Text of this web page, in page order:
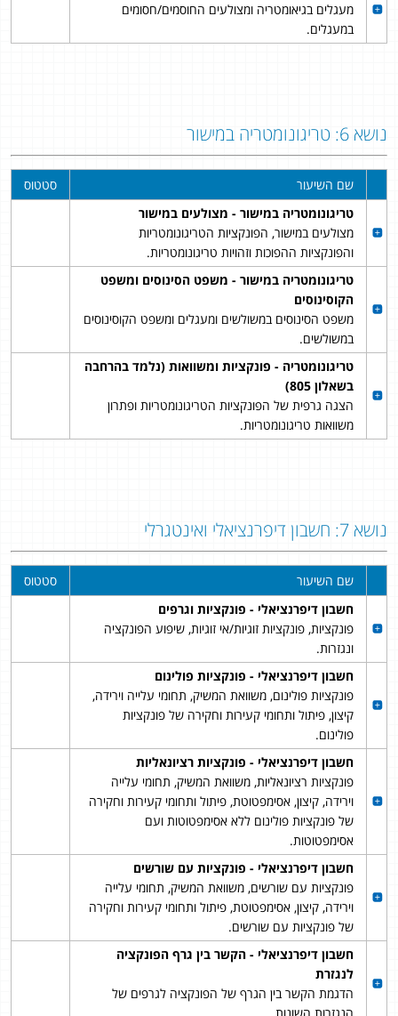
מעגלים בגיאומטריה ומצולעים החוסמים/חסומים
במעגלים.
נושא 6: טריגונומטריה במישור
שם השיעור
סטטוס
טריגונומטריה במישור - מצולעים במישור
מצולעים במישור, הפונקציות הטריגונומטריות
והפונקציות ההפוכות וזהויות טריגונומטריות.
טריגונומטריה במישור - משפט הסינוסים ומשפט
הקוסינוסים
משפט הסינוסים במשולשים ומעגלים ומשפט הקוסינוסים
במשולשים.
טריגונומטריה - פונקציות ומשוואות (נלמד בהרחבה
בשאלון 805)
הצגה גרפית של הפונקציות הטריגונומטריות ופתרון
משוואות טריגונומטריות.
נושא 7: חשבון דיפרנציאלי ואינטגרלי
שם השיעור
סטטוס
חשבון דיפרנציאלי - פונקציות וגרפים
פונקציות, פונקציות זוגיות/אי זוגיות, שיפוע הפונקציה
ונגזרות.
חשבון דיפרנציאלי - פונקציות פולינום
פונקציות פולינום, משוואת המשיק, תחומי עלייה וירידה,
קיצון, פיתול ותחומי קעירות וחקירה של פונקציות
פולינום.
חשבון דיפרנציאלי - פונקציות רציונאליות
פונקציות רציונאליות, משוואת המשיק, תחומי עלייה
וירידה, קיצון, אסימפטוטת, פיתול ותחומי קעירות וחקירה
של פונקציות פולינום ללא אסימפטוטות ועם
אסימפטוטות.
חשבון דיפרנציאלי - פונקציות עם שורשים
פונקציות עם שורשים, משוואת המשיק, תחומי עלייה
וירידה, קיצון, אסימפטוטת, פיתול ותחומי קעירות וחקירה
של פונקציות עם שורשים.
חשבון דיפרנציאלי - הקשר בין גרף הפונקציה
לנגזרת
הדגמת הקשר בין הגרף של הפונקציה לגרפים של